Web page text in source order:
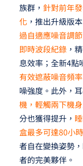
族群， 針對前年
化，推出升級版
過自適應噪音調
即時波段紀錄，
息效率；全新4點
有效遮蔽噪音頻率
噪強度。此外，
機，輕觸兩下機
分也獲得提升，
盒最多可達80小時
者自在變換姿勢
者的完美夥伴。